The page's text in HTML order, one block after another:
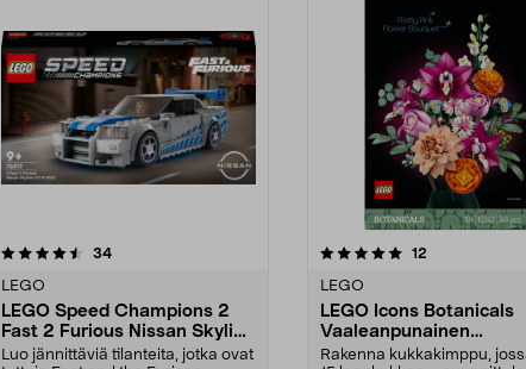
34arvostelut
LEGO
LEGO Speed Champions 2
Fast 2 Furious Nissan Skyline
GT-R (R34) 76917, yli 9-
Luo jännittäviä tilanteita, jotka ovat
5.0 viidestä
12
LEGO
LEGO Icons Botanicals
Vaaleanpunainen
kukkakimppu 10342, yli
Rakenna kukkakimppu,
4.5 viidestä